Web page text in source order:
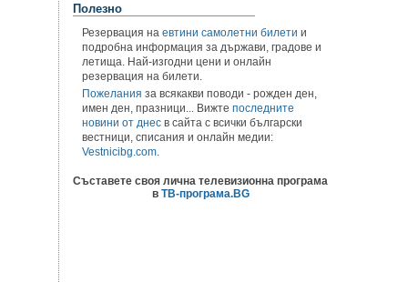
Полезно
Резервация на евтини самолетни билети и
подробна информация за държави, градове и
летища. Най-изгодни цени и онлайн
резервация на билети.
Пожелания за всякакви поводи - рожден ден,
имен ден, празници... Вижте последните
новини от днес в сайта с всички български
вестници, списания и онлайн медии:
Vestnicibg.com.
Съставете своя лична телевизионна програма
в ТВ-програма.BG